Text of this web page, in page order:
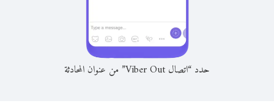
حدد “اتصال Viber Out” من عنوان المحادثة